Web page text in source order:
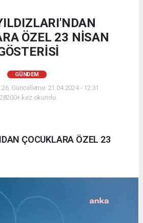
ÖZEL 23 NİSAN
GÜNDEM
Güncelleme: 21.04.2024 - 12:31
28200+ kez okundu.
ÇOCUKLARA ÖZEL 23